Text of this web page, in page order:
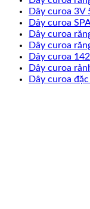
Dây curoa 3V
Dây curoa
Dây curoa
Dây curoa
Dây curoa
Dây curoa
Dây curoa